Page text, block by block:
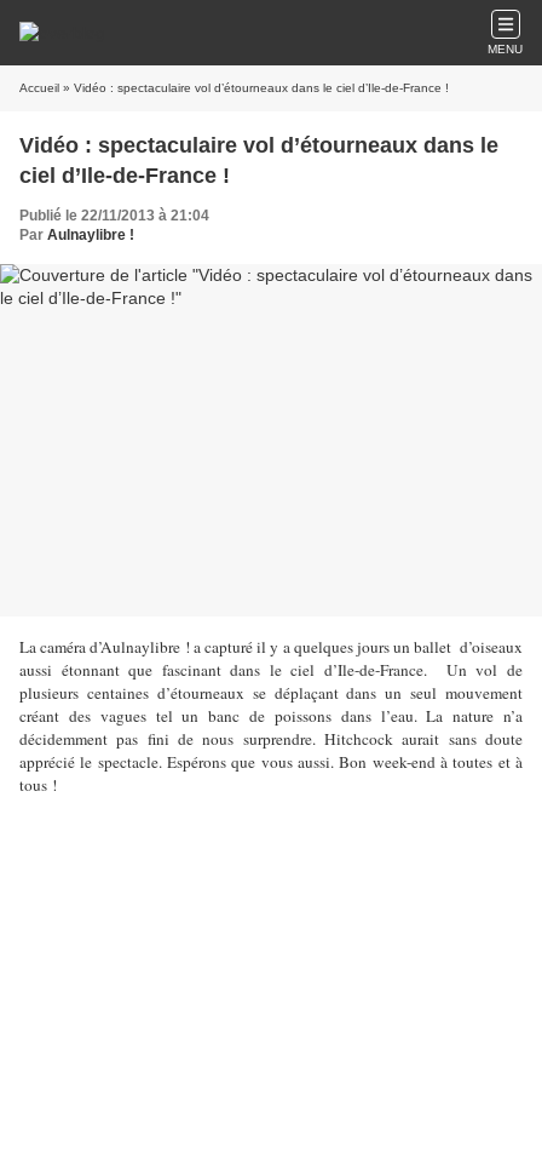
MENU
Accueil » Vidéo : spectaculaire vol d’étourneaux dans le ciel d’Ile-de-France !
Vidéo : spectaculaire vol d’étourneaux dans le
ciel d’Ile-de-France !
Publié le 22/11/2013 à 21:04
Par Aulnaylibre !
La caméra d’Aulnaylibre ! a capturé il y a quelques jours un ballet d’oiseaux
aussi étonnant que fascinant dans le ciel d’Ile-de-France. Un vol de
plusieurs centaines d’étourneaux se déplaçant dans un seul mouvement
créant des vagues tel un banc de poissons dans l’eau. La nature n’a
décidemment pas fini de nous surprendre. Hitchcock aurait sans doute
apprécié le spectacle. Espérons que vous aussi. Bon week-end à toutes et à
tous !